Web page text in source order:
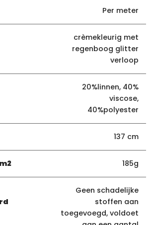
Per meter
crèmekleurig met
regenboog glitter
verloop
20%linnen, 40%
viscose,
40%polyester
137 cm
185g
Geen schadelijke
stoffen aan
toegevoegd, voldoet